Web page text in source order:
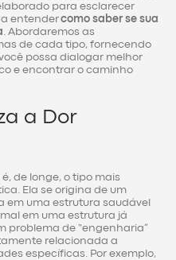
para esclarecer
entendercomo saber se sua
. Abordaremos as
de cada tipo, fornecendo
possa dialogar melhor
e encontrar o caminho
a Dor
de longe, o tipo mais
Ela se origina de um
em uma estrutura saudável
em uma estrutura já
problema de “engenharia”
relacionada a
específicas. Por exemplo,